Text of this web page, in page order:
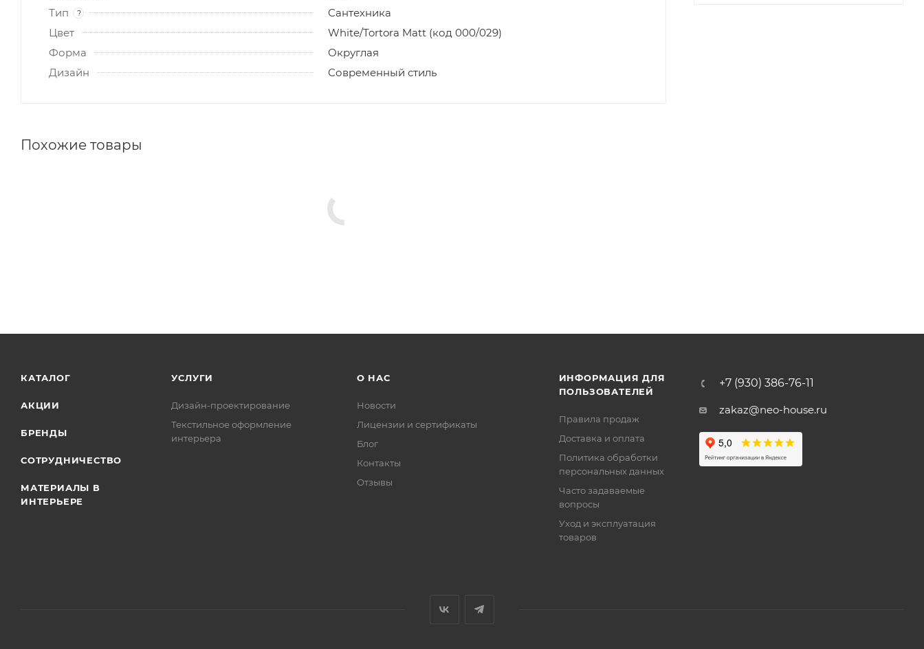
Тип
?
Сантехника
Цвет
White/Tortora Matt (код 000/029)
Форма
Округлая
Дизайн
Современный стиль
Похожие товары
КАТАЛОГ
АКЦИИ
БРЕНДЫ
СОТРУДНИЧЕСТВО
МАТЕРИАЛЫ В
ИНТЕРЬЕРЕ
УСЛУГИ
Дизайн-проектирование
Текстильное оформление
интерьера
О НАС
Новости
Лицензии и сертификаты
Блог
Контакты
Отзывы
ИНФОРМАЦИЯ ДЛЯ
ПОЛЬЗОВАТЕЛЕЙ
Правила продаж
Доставка и оплата
Политика обработки
персональных данных
Часто задаваемые
вопросы
Уход и эксплуатация
товаров
+7 (930) 386-76-11
zakaz@neo-house.ru